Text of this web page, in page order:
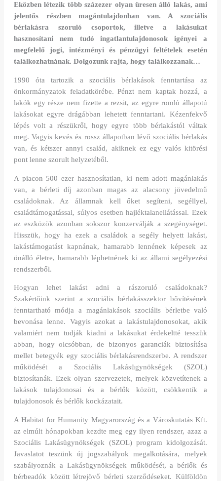
Eközben létezik több százezer olyan üresen álló lakás, ami
jelentős részben magántulajdonban van. A szociális
bérlakásra szoruló csoportok, illetve a lakásukat
hasznosítani nem tudó ingatlantulajdonosok igényei a
megfelelő jogi, intézményi és pénzügyi feltételek esetén
találkozhatnának. Dolgozunk rajta, hogy találkozzanak…
1990 óta tartozik a szociális bérlakások fenntartása az
önkormányzatok feladatkörébe. Pénzt nem kaptak hozzá, a
lakók egy része nem fizette a rezsit, az egyre romló állapotú
lakásokat egyre drágábban lehetett fenntartani. Kézenfekvő
lépés volt a részükről, hogy egyre több bérlakástól váltak
meg. Vagyis kevés és rossz állapotban lévő szociális bérlakás
van, és kétszer annyi család, akiknek ez egy valós kitörési
pont lenne szorult helyzetéből.
A piacon 500 ezer hasznosítatlan, ki nem adott magánlakás
van, a bérleti díj azonban magas az alacsony jövedelmű
családoknak. Az államnak kell őket segíteni, segéllyel,
családtámogatással, súlyos esetben hajléktalanellátással. Ezek
az eszközök azonban sokszor konzerválják a szegénységet.
Hisszük, hogy ha ezek a családok a segély helyett lakást,
lakástámogatást kapnának, hamarabb lennének képesek az
önálló életre, hamarabb léphetnének ki az állami segélyezési
rendszerből.
Hogyan lehet lakást adni a rászoruló családoknak?
Szakértőink szerint a szociális bérlakásszektor bővítésének
fenntartható módja a magánlakások szociális bérletbe való
bevonása lenne. Vagyis azokat a lakástulajdonosokat, akik
valamiért nem tudják kiadni a lakásukat érdekeltté tesszük
abban, hogy olcsóbban, de bizonyos garanciák biztosítása
mellet betegyék egy szociális bérlakásrendszerbe. A rendszer
működését a Szociális Lakásügynökségek (SZOL)
biztosítanák. Ezek olyan szervezetek, melyek közvetítenek a
lakások tulajdonosai és a bérlők között, csökkentik a
tulajdonosok és bérlők kockázatait.
A Habitat for Humanity Magyarország és a Városkutatás Kft.
az elmúlt hónapokban kezdte meg egy ilyen rendszer, azaz a
Szociális Lakásügynökségek (SZOL) program kidolgozását.
Javaslatot teszünk új jogszabályok megalkotására, melyek
szabályoznák a Lakásügynökségek működését, a bérlők és
bérbeadók között létrejövő bérleti szerződéseket. Külföldön